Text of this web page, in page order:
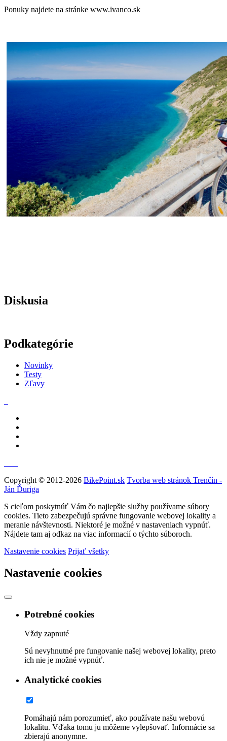
Ponuky najdete na stránke www.ivanco.sk
Diskusia
Podkategórie
Novinky
Testy
Zľavy
Copyright © 2012-2026 BikePoint.sk Tvorba web stránok Trenčín -
Ján Ďuriga
S cieľom poskytnúť Vám čo najlepšie služby používame súbory
cookies. Tieto zabezpečujú správne fungovanie webovej lokality a
meranie návštevnosti. Niektoré je možné v nastaveniach vypnúť.
Nájdete tam aj odkaz na viac informacií o týchto súboroch.
Nastavenie cookies Prijať všetky
Nastavenie cookies
Potrebné cookies
Vždy zapnuté
Sú nevyhnutné pre fungovanie našej webovej lokality, preto
ich nie je možné vypnúť.
Analytické cookies
Pomáhajú nám porozumieť, ako používate našu webovú
lokalitu. Vďaka tomu ju môžeme vylepšovať. Informácie sa
zbierajú anonymne.